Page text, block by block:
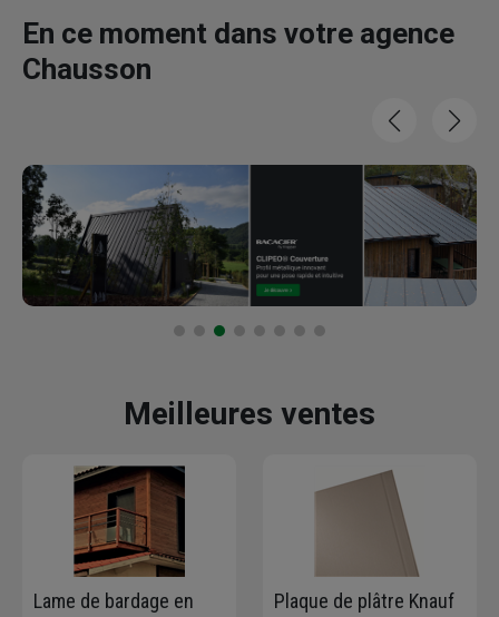
En ce moment dans votre agence
Chausson
Meilleures ventes
Lame de bardage en
Plaque de plâtre Knauf